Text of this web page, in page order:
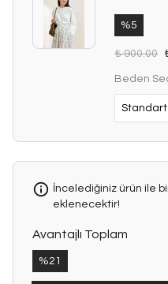
%5
₺ 900.00
Beden
İncelediğiniz ürün ile
eklenecektir!
Avantajlı Toplam
%21